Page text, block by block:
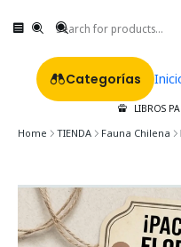
Categorías
LIBROS
Home TIENDA Fauna Chilena